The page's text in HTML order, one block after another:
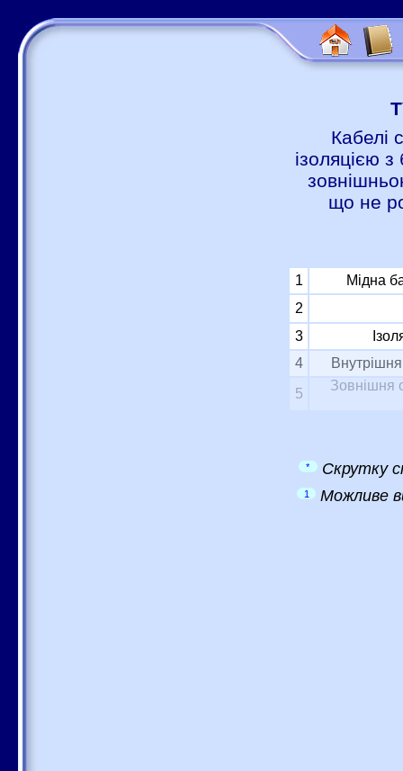
Кабелі
ізоляцією з
що не
1
Мідна
2
3
4
Внутрішня
5
Зовнішня
* Скрутку
1 Можливе